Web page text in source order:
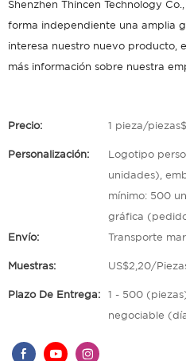
Shenzhen Thincen Technology
forma independiente una amplia
interesa nuestro nuevo producto,
más información sobre nuestra
Precio: 1 pieza/
Personalización: Logotipo
unidades),
mínimo: 500
gráfica
Envío: Transporte
Muestras: US$2,20/
Plazo De Entrega: 1 - 500
negociable